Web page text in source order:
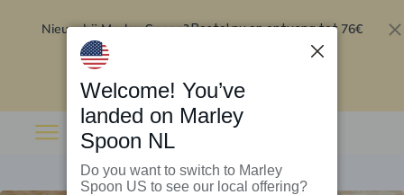
Nieuw bij Marley Spoon?Bestel nu en ontvang tot 76€
Welcome! You’ve
landed on Marley
Spoon NL
Do you want to switch to Marley
Spoon US to see our local offering?